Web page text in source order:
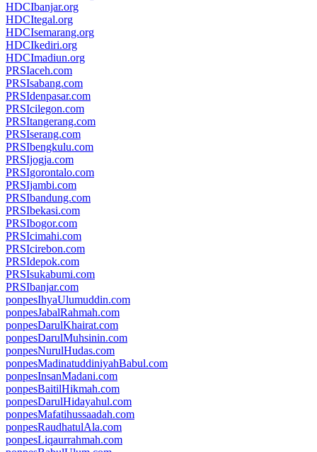
HDCIbanjar.org
HDCItegal.org
HDCIsemarang.org
HDCIkediri.org
HDCImadiun.org
PRSIaceh.com
PRSIsabang.com
PRSIdenpasar.com
PRSIcilegon.com
PRSItangerang.com
PRSIserang.com
PRSIbengkulu.com
PRSIjogja.com
PRSIgorontalo.com
PRSIjambi.com
PRSIbandung.com
PRSIbekasi.com
PRSIbogor.com
PRSIcimahi.com
PRSIcirebon.com
PRSIdepok.com
PRSIsukabumi.com
PRSIbanjar.com
ponpesIhyaUlumuddin.com
ponpesJabalRahmah.com
ponpesDarulKhairat.com
ponpesDarulMuhsinin.com
ponpesNurulHudas.com
ponpesMadinatuddiniyahBabul.com
ponpesInsanMadani.com
ponpesBaitilHikmah.com
ponpesDarulHidayahul.com
ponpesMafatihussaadah.com
ponpesRaudhatulAla.com
ponpesLiqaurrahmah.com